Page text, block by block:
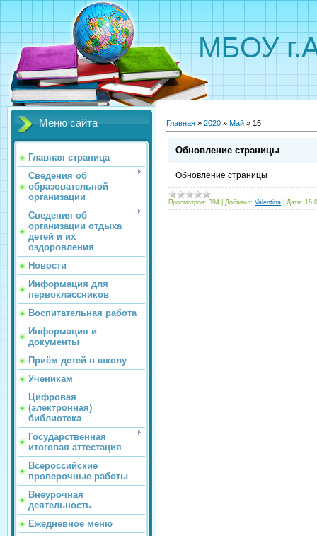
МБОУ
Меню сайта
Главная страница
Сведения об
образовательной
организации
Сведения об
организации отдыха
детей и их
оздоровления
Новости
Информация для
первоклассников
Воспитательная работа
Информация и
документы
Приём детей в школу
Ученикам
Цифровая
(электронная)
библиотека
Государственная
итоговая аттестация
Всероссийские
проверочные работы
Внеурочная
деятельность
Ежедневное меню
Главная » 2020 » Май » 15
Обновление страницы
Обновление страницы
Просмотров: 394 Добавил: Valentina Дата: